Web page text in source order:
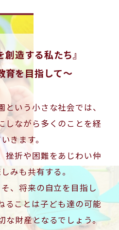
造する私たち』
育を目指して～
いう小さな社会では、
しながら多くのことを経
きます。
挫折や困難をあじわい仲
みも共有する。
、将来の自立を目指し
ることは子ども達の可能
な財産となるでしょう。